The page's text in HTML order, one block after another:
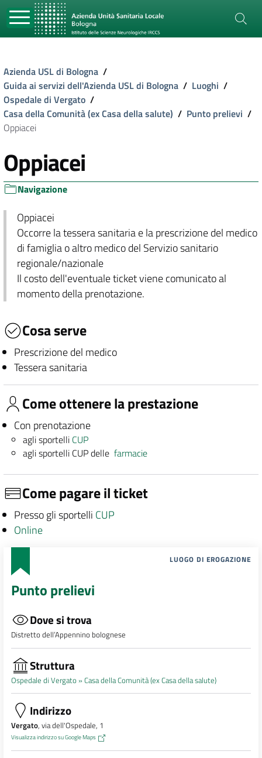
Azienda USL di Bologna /
Guida ai servizi dell'Azienda USL di Bologna / Luoghi /
Ospedale di Vergato /
Casa della Comunità (ex Casa della salute) / Punto prelievi /
Oppiacei
Oppiacei
Navigazione
Oppiacei
Occorre la tessera sanitaria e la prescrizione del medico
di famiglia o altro medico del Servizio sanitario
regionale/nazionale
Il costo dell'eventuale ticket viene comunicato al
momento della prenotazione.
Cosa serve
Prescrizione del medico
Tessera sanitaria
Come ottenere la prestazione
Con prenotazione
agli sportelli CUP
agli sportelli CUP dellefarmacie
Come pagare il ticket
Presso gli sportelli CUP
Online
LUOGO DI EROGAZIONE
Punto prelievi
Dove si trova
Distretto dell’Appennino bolognese
Struttura
Ospedale di Vergato »Casa della Comunità (ex Casa della salute)
Indirizzo
Vergato, via dell'Ospedale, 1
Visualizza indirizzo su Google Maps